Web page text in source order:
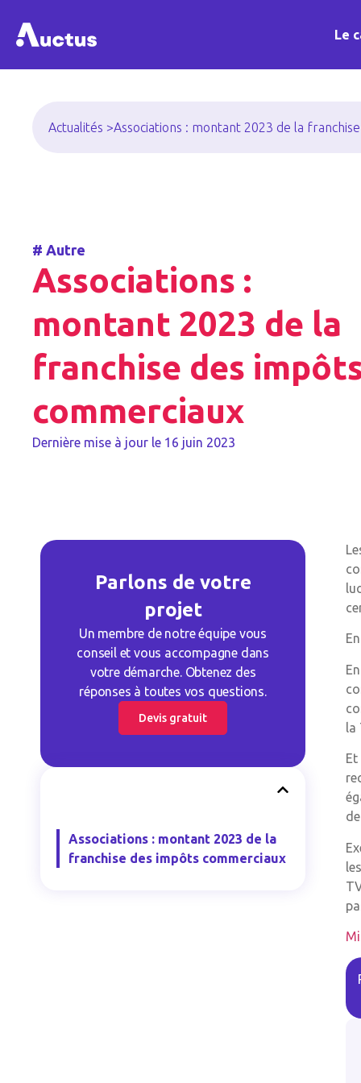
Le
Actualités >Associations : montant 2023 de la
# Autre
Associations :
montant 2023 de la
franchise des
commerciaux
Dernière mise à jour le 16 juin 2023
Parlons de votre
projet
Un membre de notre équipe vous
conseil et vous accompagne dans
votre démarche. Obtenez des
réponses à toutes vos questions.
Devis gratuit
Associations : montant 2023 de la
franchise des impôts commerciaux
la